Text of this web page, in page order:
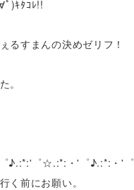
)ｷﾀｺﾚ!!
るすまんの決めゼリフ！
。
♪.:*:'゜☆.:*:・'゜♪.:*:・'゜
く前にお願い。